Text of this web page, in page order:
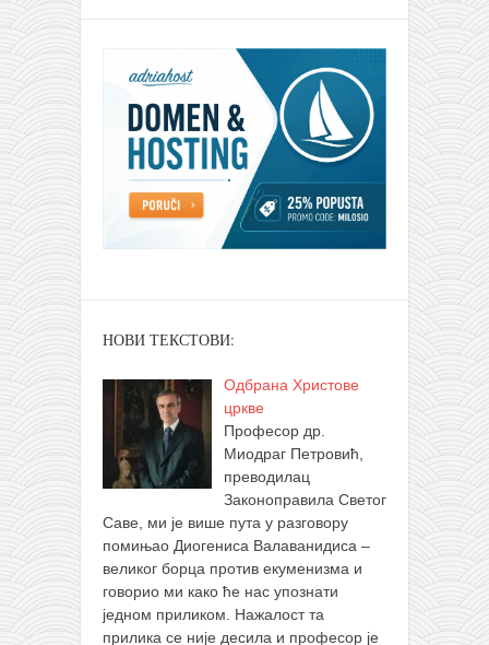
НОВИ ТЕКСТОВИ:
Одбрана Христове
цркве
Професор др.
Миодраг Петровић,
преводилац
Законоправила Светог
Саве, ми је више пута у разговору
помињао Диогениса Валаванидиса –
великог борца против екуменизма и
говорио ми како ће нас упознати
једном приликом. Нажалост та
прилика се није десила и професор је